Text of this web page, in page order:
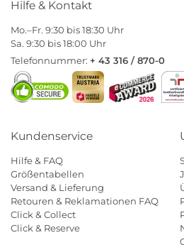
Hilfe & Kontakt
Mo.–Fr. 9:30 bis 18:30 Uhr
Sa. 9:30 bis 18:00 Uhr
Telefonnummer: + 43 316 / 870-0
Kundenservice
Hilfe & FAQ
Größentabellen
Versand & Lieferung
Retouren & Reklamationen FAQ
Click & Collect
Click & Reserve